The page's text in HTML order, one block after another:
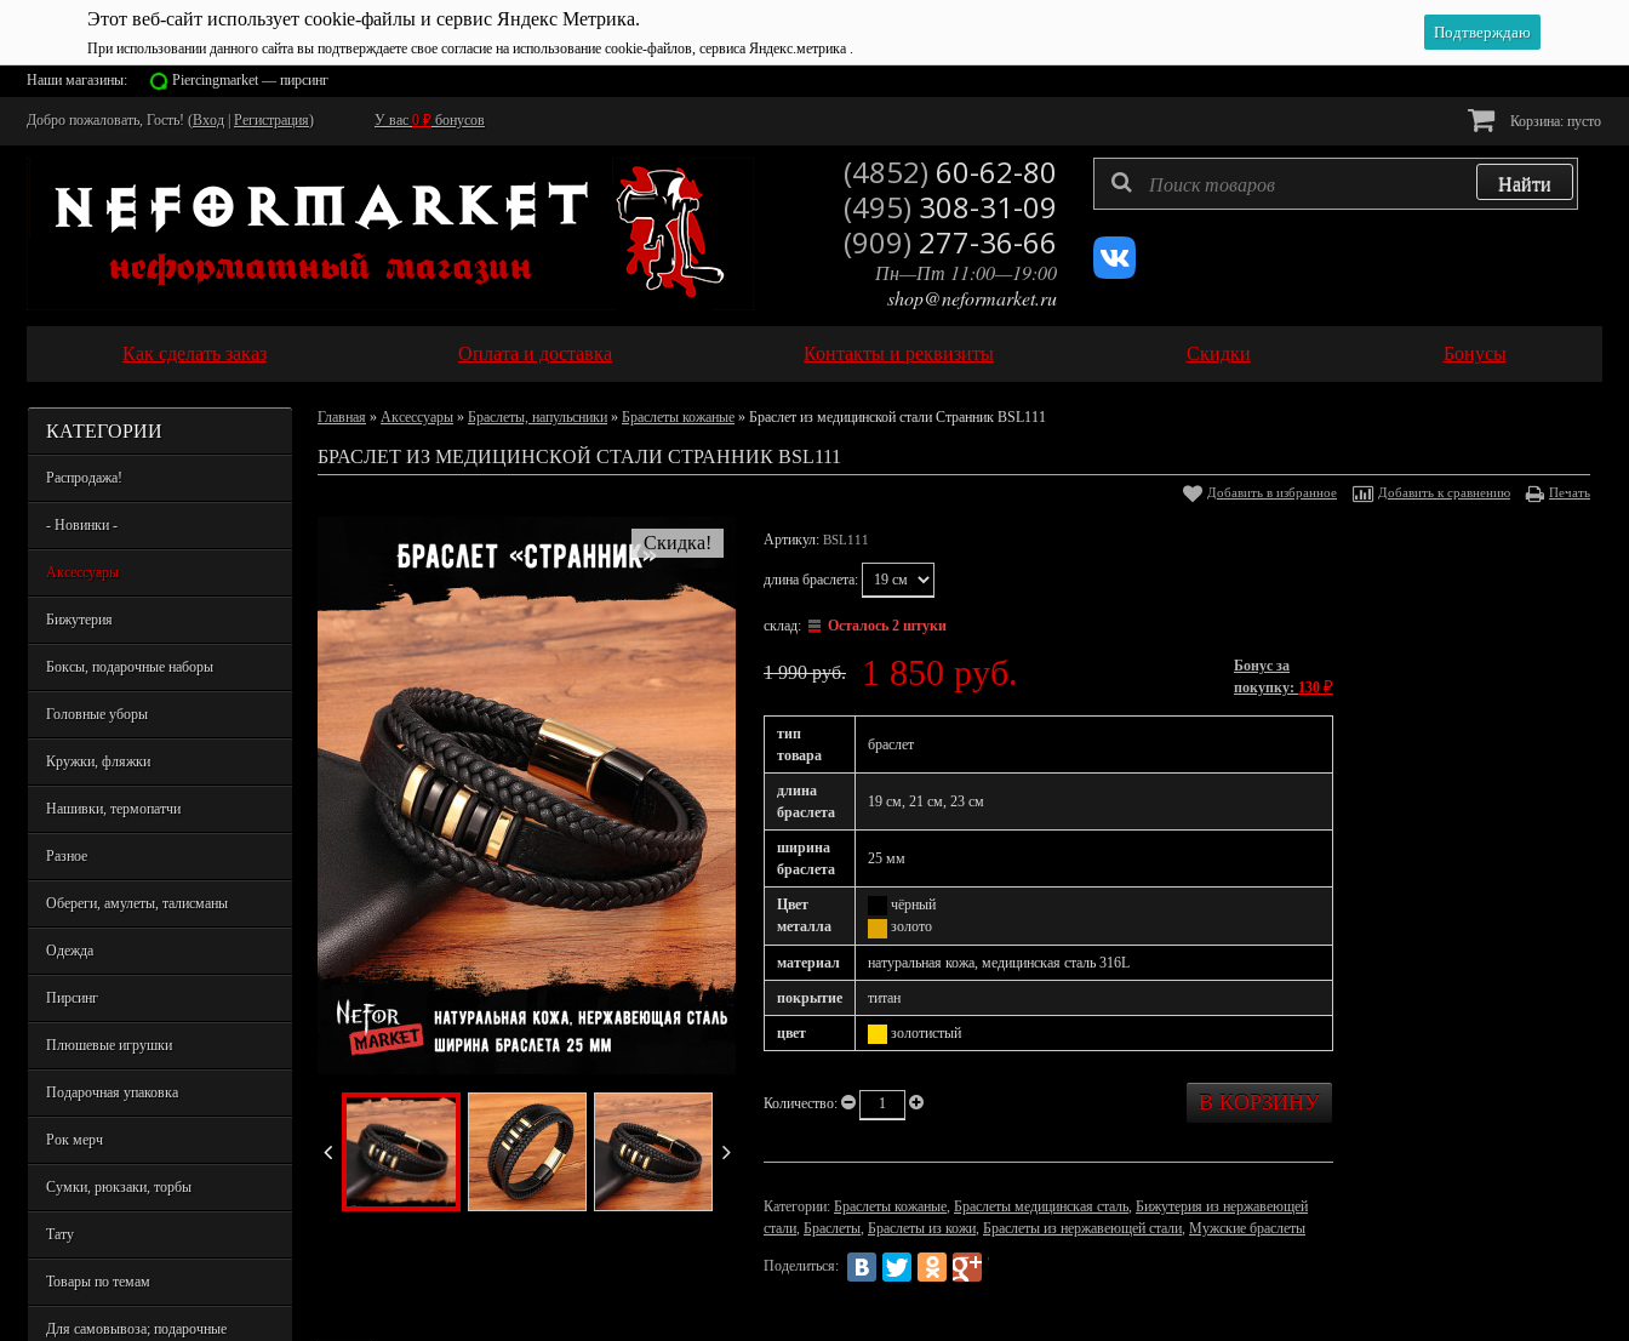
Этот веб-сайт использует cookie-файлы и сервис Яндекс Метрика.
При использовании данного сайта вы подтверждаете свое согласие на использование cookie-файлов, сервиса Яндекс.метрика .
Подтверждаю
Наши магазины: Piercingmarket — пирсинг
Добро пожаловать, Гость! (Вход Регистрация) У вас 0 ₽ бонусов Корзина: пусто
(4852) 60-62-80
(495) 308-31-09
(909) 277-36-66
Пн—Пт 11:00—19:00
shop@neformarket.ru
Как сделать заказ Оплата и доставка Контакты и реквизиты Скидки Бонусы
КАТЕГОРИИ
Распродажа!
- Новинки -
Аксессуары
Бижутерия
Боксы, подарочные наборы
Головные уборы
Кружки, фляжки
Нашивки, термопатчи
Разное
Обереги, амулеты, талисманы
Одежда
Пирсинг
Плюшевые игрушки
Подарочная упаковка
Рок мерч
Сумки, рюкзаки, торбы
Тату
Товары по темам
Для самовывоза; подарочные
Главная » Аксессуары » Браслеты, напульсники » Браслеты кожаные » Браслет из медицинской стали Странник BSL111
БРАСЛЕТ ИЗ МЕДИЦИНСКОЙ СТАЛИ СТРАННИК BSL111
Добавить в избранное Добавить к сравнению Печать
Скидка! Артикул: BSL111
длина браслета:
склад: Осталось 2 штуки
1 990 руб. 1 850 руб.
Бонус за
покупку: 130 ₽
тип
товара
браслет
длина
браслета
19 см, 21 см, 23 см
ширина
браслета
25 мм
Цвет
металла
чёрный
золото
материал натуральная кожа, медицинская сталь 316L
покрытие титан
цвет золотистый
Количество:
Категории: Браслеты кожаные, Браслеты медицинская сталь, Бижутерия из нержавеющей
стали, Браслеты, Браслеты из кожи, Браслеты из нержавеющей стали, Мужские браслеты
Поделиться: